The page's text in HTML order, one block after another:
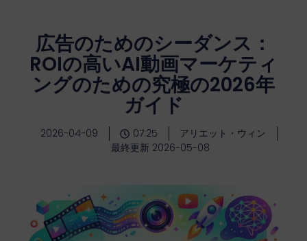
広告のためのシーダンス：
ROIの高いAI動画マーケティ
ングのための究極の2026年
ガイド
2026-04-09 07:25
アリエット・ウィン
最終更新 2026-05-08